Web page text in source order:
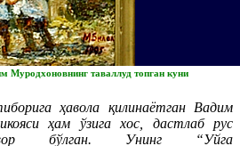
Муродхоновнинг таваллуд топган куни
ҳавола қилинаётган Вадим
ҳам ўзига хос, дастлаб рус
бўлган. Унинг “Уйга